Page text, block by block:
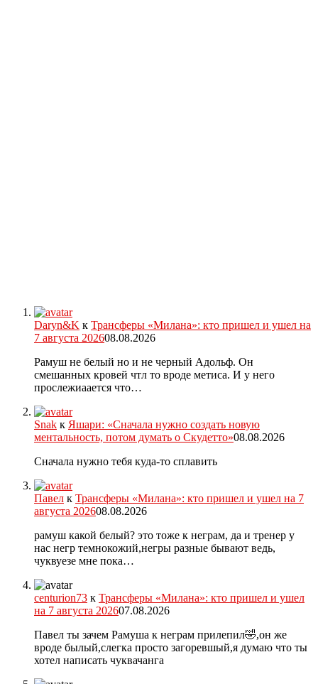
Daryn&K к Трансферы «Милана»: кто пришел и ушел на
7 августа 202608.08.2026
Рамуш не белый но и не черный Адольф. Он
смешанных кровей чтл то вроде метиса. И у него
прослежиаается что…
Snak к Яшари: «Сначала нужно создать новую
ментальность, потом думать о Скудетто»08.08.2026
Сначала нужно тебя куда-то сплавить
Павел к Трансферы «Милана»: кто пришел и ушел на 7
августа 202608.08.2026
рамуш какой белый? это тоже к неграм, да и тренер у
нас негр темнокожий,негры разные бывают ведь,
чуквуезе мне пока…
centurion73 к Трансферы «Милана»: кто пришел и ушел
на 7 августа 202607.08.2026
Павел ты зачем Рамуша к неграм прилепил🤣,он же
вроде былый,слегка просто загоревшый,я думаю что ты
хотел написать чуквачанга